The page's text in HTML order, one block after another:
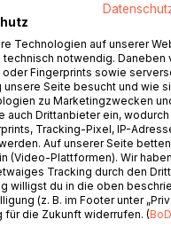
anerkannte Wahrheit,
Beachtung freut. Und
Vollkommen okay.
es nun einmal in meiner
ihren turbulenten
TITEL BEI
Technologien auf unserer
notwendig. Daneben
Fingerprints sowie
unsere Seite besucht und wie
zu Marketingzwecken
Drittanbieter ein, wodurch
Tracking-Pixel, IP-
Auf unserer Seite
(Video-Plattformen). Wir
Tracking durch den
willigst du in die oben
(z. B. im Footer unter
für die Zukunft widerrufen. (